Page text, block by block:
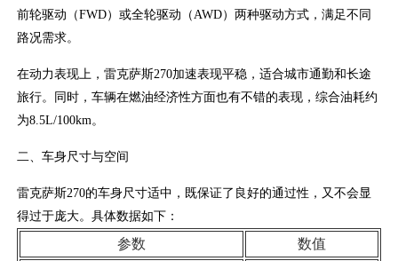
前轮驱动（FWD）或全轮驱动（AWD）两种驱动方式，满足不同
路况需求。
在动力表现上，雷克萨斯270加速表现平稳，适合城市通勤和长途
旅行。同时，车辆在燃油经济性方面也有不错的表现，综合油耗约
为8.5L/100km。
二、车身尺寸与空间
雷克萨斯270的车身尺寸适中，既保证了良好的通过性，又不会显
得过于庞大。具体数据如下：
参数
数值